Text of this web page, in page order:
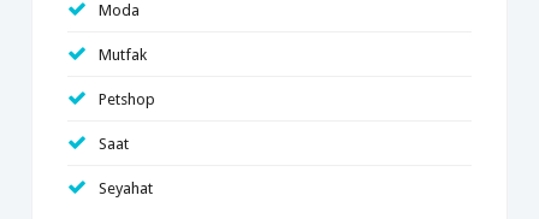
Moda
Mutfak
Petshop
Saat
Seyahat